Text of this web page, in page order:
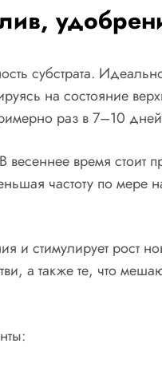
субстрата.
на состояние
раз в 7–10
весеннее время
частоту по мере
и стимулирует рост
а также те, что